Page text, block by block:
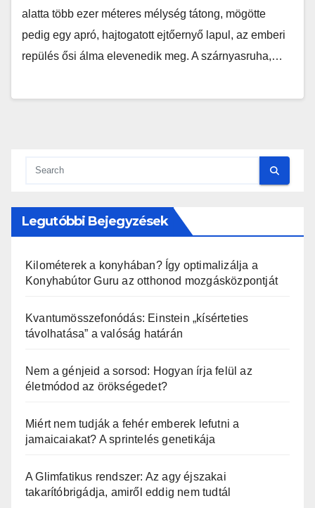
alatta több ezer méteres mélység tátong, mögötte
pedig egy apró, hajtogatott ejtőernyő lapul, az emberi
repülés ősi álma elevenedik meg. A szárnyasruha,…
Legutóbbi Bejegyzések
Kilométerek a konyhában? Így optimalizálja a
Konyhabútor Guru az otthonod mozgásközpontját
Kvantumösszefonódás: Einstein „kísérteties
távolhatása” a valóság határán
Nem a génjeid a sorsod: Hogyan írja felül az
életmódod az örökségedet?
Miért nem tudják a fehér emberek lefutni a
jamaicaiakat? A sprintelés genetikája
A Glimfatikus rendszer: Az agy éjszakai
takarítóbrigádja, amiről eddig nem tudtál